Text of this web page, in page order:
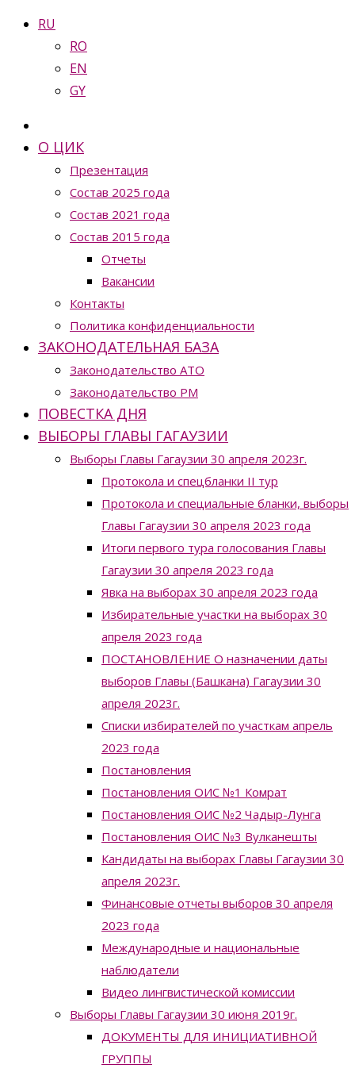
RU
RO
EN
GY
О ЦИК
Презентация
Состав 2025 года
Состав 2021 года
Состав 2015 года
Отчеты
Вакансии
Контакты
Политика конфиденциальности
ЗАКОНОДАТЕЛЬНАЯ БАЗА
Законодательство ATO
Законодательство РМ
ПОВЕСТКА ДНЯ
ВЫБОРЫ ГЛАВЫ ГАГАУЗИИ
Выборы Главы Гагаузии 30 апреля 2023г.
Протокола и спецбланки II тур
Протокола и специальные бланки, выборы
Главы Гагаузии 30 апреля 2023 года
Итоги первого тура голосования Главы
Гагаузии 30 апреля 2023 года
Явка на выборах 30 апреля 2023 года
Избирательные участки на выборах 30
апреля 2023 года
ПОСТАНОВЛЕНИЕ О назначении даты
выборов Главы (Башкана) Гагаузии 30
апреля 2023г.
Списки избирателей по участкам апрель
2023 года
Постановления
Постановления ОИС №1 Комрат
Постановления ОИС №2 Чадыр-Лунга
Постановления ОИС №3 Вулканешты
Кандидаты на выборах Главы Гагаузии 30
апреля 2023г.
Финансовые отчеты выборов 30 апреля
2023 года
Международные и национальные
наблюдатели
Видео лингвистической комиссии
Выборы Главы Гагаузии 30 июня 2019г.
ДОКУМЕНТЫ ДЛЯ ИНИЦИАТИВНОЙ
ГРУППЫ